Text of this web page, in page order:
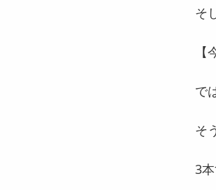
そ
で
そ
3